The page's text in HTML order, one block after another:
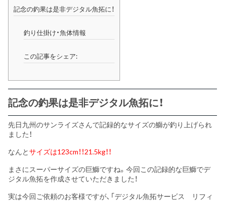
記念の釣果は是非デジタル魚拓に！
釣り仕掛け・魚体情報
この記事をシェア:
記念の釣果は是非デジタル魚拓に！
先日九州のサンライズさんで記録的なサイズの鰤が釣り上げられ
ました！
なんとサイズは123cm！！21.5kg！！
まさにスーパーサイズの巨鰤ですね。今回この記録的な巨鰤でデ
ジタル魚拓を作成させていただきました！
実は今回ご依頼のお客様ですが、「デジタル魚拓サービス リフィ